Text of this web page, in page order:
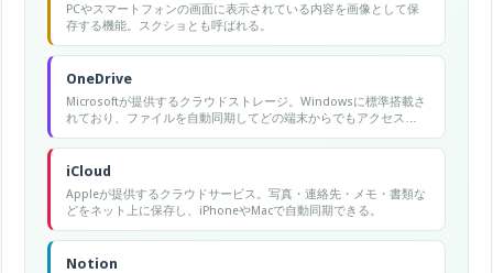
PCやスマートフォンの画面に表示されている内容を画像として保
存する機能。スクショとも呼ばれる。
OneDrive
Microsoftが提供するクラウドストレージ。Windowsに標準搭載さ
れており、ファイルを自動同期してどの端末からでもアクセスで
きる。
iCloud
Appleが提供するクラウドサービス。写真・連絡先・メモ・書類な
どをネット上に保存し、iPhoneやMacで自動同期できる。
Notion